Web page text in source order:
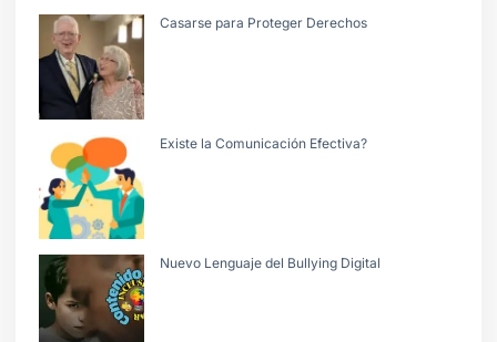
Casarse para Proteger Derechos
Existe la Comunicación Efectiva?
Nuevo Lenguaje del Bullying Digital